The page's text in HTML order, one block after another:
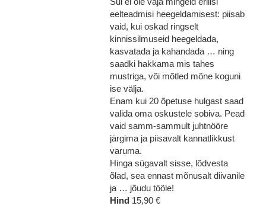
eelteadmisi heegeldamisest: piisab
vaid, kui oskad ringselt
kinnissilmuseid heegeldada,
kasvatada ja kahandada … ning
saadki hakkama mis tahes
mustriga, või mõtled mõne koguni
ise välja.
Enam kui 20 õpetuse hulgast saad
valida oma oskustele sobiva. Pead
vaid samm-sammult juhtnööre
järgima ja piisavalt kannatlikkust
varuma.
Hinga sügavalt sisse, lõdvesta
õlad, sea ennast mõnusalt diivanile
ja … jõudu tööle!
Hind 15,90 €